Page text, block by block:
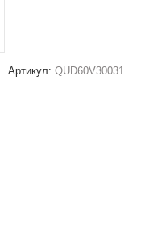
Артикул: QUD60V30031